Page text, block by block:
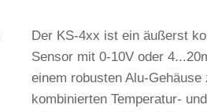
Der KS-4xx ist ein äußerst
Sensor mit 0-10V oder
einem robusten Alu-Gehäuse
kombinierten Temperatur-